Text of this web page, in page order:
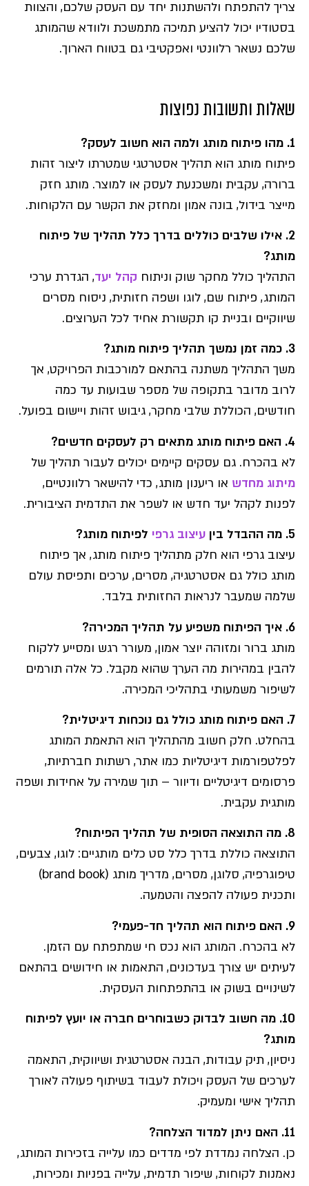
צריך להתפתח ולהשתנות יחד עם העסק שלכם, והצוות
בסטודיו יכול להציע תמיכה מתמשכת ולוודא שהמותג
שלכם נשאר רלוונטי ואפקטיבי גם בטווח הארוך.
שאלות ותשובות נפוצות
1. מהו פיתוח מותג ולמה הוא חשוב לעסק?
פיתוח מותג הוא תהליך אסטרטגי שמטרתו ליצור זהות
ברורה, עקבית ומשכנעת לעסק או למוצר. מותג חזק
מייצר בידול, בונה אמון ומחזק את הקשר עם הלקוחות.
2. אילו שלבים כוללים בדרך כלל תהליך של פיתוח
מותג?
התהליך כולל מחקר שוק וניתוח קהל יעד, הגדרת ערכי
המותג, פיתוח שם, לוגו ושפה חזותית, ניסוח מסרים
שיווקיים ובניית קו תקשורת אחיד לכל הערוצים.
3. כמה זמן נמשך תהליך פיתוח מותג?
משך התהליך משתנה בהתאם למורכבות הפרויקט, אך
לרוב מדובר בתקופה של מספר שבועות עד כמה
חודשים, הכוללת שלבי מחקר, גיבוש זהות ויישום בפועל.
4. האם פיתוח מותג מתאים רק לעסקים חדשים?
לא בהכרח. גם עסקים קיימים יכולים לעבור תהליך של
מיתוג מחדש או ריענון מותג, כדי להישאר רלוונטיים,
לפנות לקהל יעד חדש או לשפר את התדמית הציבורית.
5. מה ההבדל בין
עיצוב גרפי לפיתוח מותג?
עיצוב גרפי הוא חלק מתהליך פיתוח מותג, אך פיתוח
מותג כולל גם אסטרטגיה, מסרים, ערכים ותפיסת עולם
שלמה שמעבר לנראות החזותית בלבד.
6. איך הפיתוח משפיע על תהליך המכירה?
מותג ברור ומזוהה יוצר אמון, מעורר רגש ומסייע ללקוח
להבין במהירות מה הערך שהוא מקבל. כל אלה תורמים
לשיפור משמעותי בתהליכי המכירה.
7. האם פיתוח מותג כולל גם נוכחות דיגיטלית?
בהחלט. חלק חשוב מהתהליך הוא התאמת המותג
לפלטפורמות דיגיטליות כמו אתר, רשתות חברתיות,
פרסומים דיגיטליים ודיוור – תוך שמירה על אחידות ושפה
מותגית עקבית.
8. מה התוצאה הסופית של תהליך הפיתוח?
התוצאה כוללת בדרך כלל סט כלים מותגיים: לוגו, צבעים,
טיפוגרפיה, סלוגן, מסרים, מדריך מותג (brand book)
ותכנית פעולה להפצה והטמעה.
9. האם פיתוח הוא תהליך חד-פעמי?
לא בהכרח. המותג הוא נכס חי שמתפתח עם הזמן.
לעיתים יש צורך בעדכונים, התאמות או חידושים בהתאם
לשינויים בשוק או בהתפתחות העסקית.
10. מה חשוב לבדוק כשבוחרים חברה או יועץ לפיתוח
מותג?
ניסיון, תיק עבודות, הבנה אסטרטגית ושיווקית, התאמה
לערכים של העסק ויכולת לעבוד בשיתוף פעולה לאורך
תהליך אישי ומעמיק.
11. האם ניתן למדוד הצלחה?
כן. הצלחה נמדדת לפי מדדים כמו עלייה בזכירות המותג,
נאמנות לקוחות, שיפור תדמית, עלייה בפניות ומכירות,